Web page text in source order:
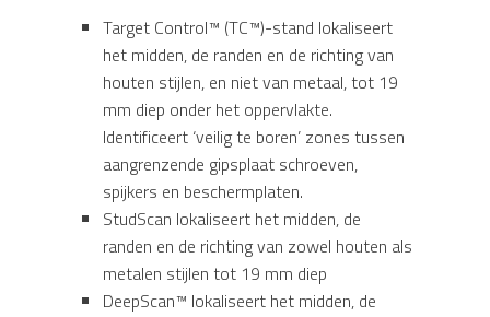
Target Control™ (TC™)-stand lokaliseert
het midden, de randen en de richting van
houten stijlen, en niet van metaal, tot 19
mm diep onder het oppervlakte.
Identificeert ‘veilig te boren’ zones tussen
aangrenzende gipsplaat schroeven,
spijkers en beschermplaten.
StudScan lokaliseert het midden, de
randen en de richting van zowel houten als
metalen stijlen tot 19 mm diep
DeepScan™ lokaliseert het midden, de